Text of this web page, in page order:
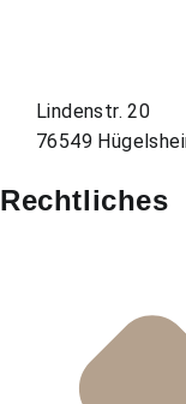
Lindenstr. 20
76549
Rechtliches